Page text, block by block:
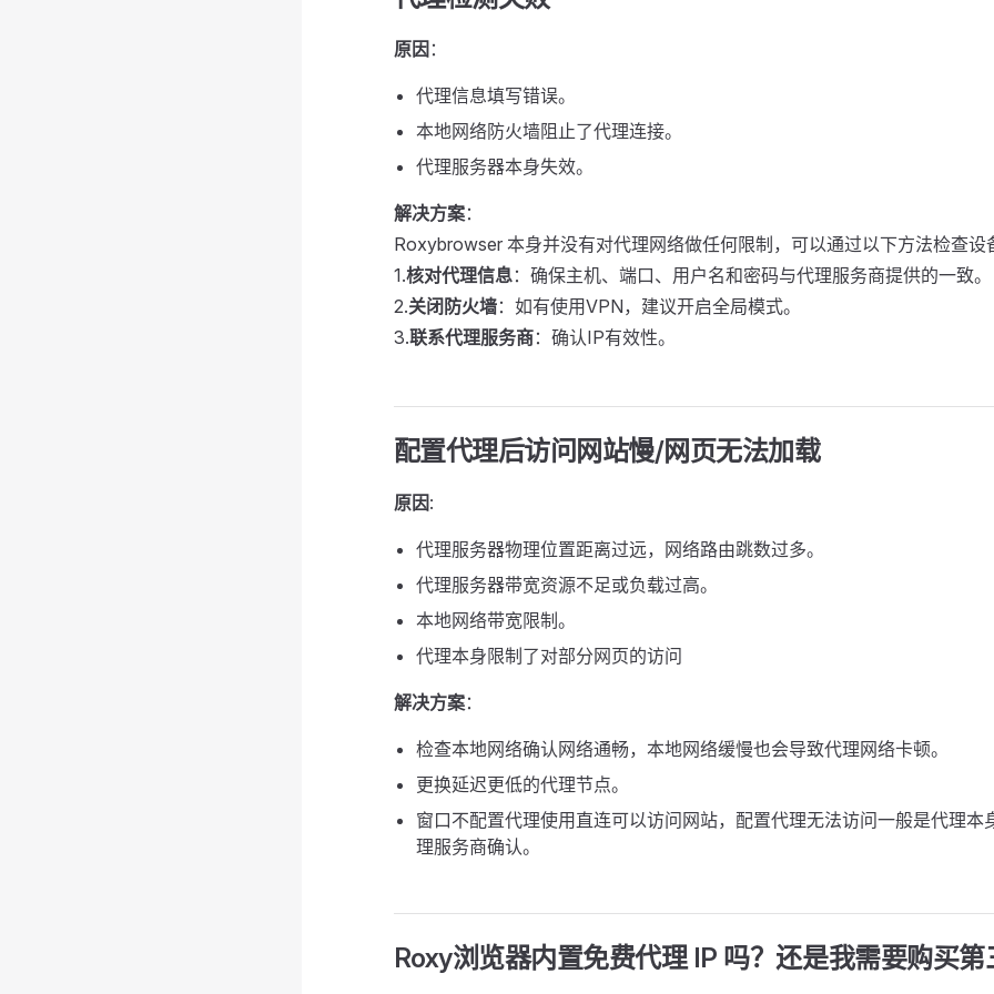
原因 ：
代理信息填写错误。
本地网络防火墙阻止了代理连接。
代理服务器本身失效。
解决方案：
Roxybrowser 本身并没有对代理网络做任何限制，可以通过以下方法检查设
1.核对代理信息：确保主机、端口、用户名和密码与代理服务商提供的一致。
2.关闭防火墙：如有使用VPN，建议开启全局模式。
3.联系代理服务商：确认IP有效性。
配置代理后访问网站慢/网页无法加载
原因:
代理服务器物理位置距离过远，网络路由跳数过多。
代理服务器带宽资源不足或负载过高。
本地网络带宽限制。
代理本身限制了对部分网页的访问
解决方案：
检查本地网络确认网络通畅，本地网络缓慢也会导致代理网络卡顿。
更换延迟更低的代理节点。
窗口不配置代理使用直连可以访问网站，配置代理无法访问一般是代理本
理服务商确认。
Roxy浏览器内置免费代理 IP 吗？还是我需要购买第